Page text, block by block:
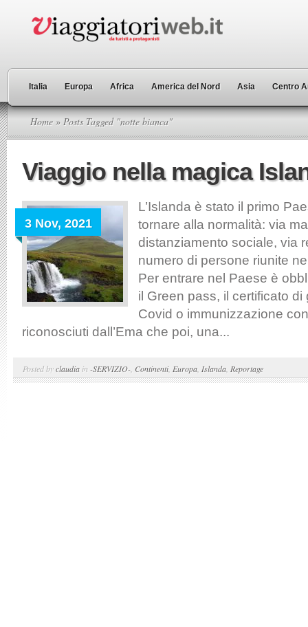
Italia Europa Africa America del Nord Asia Centro
Home » Posts Tagged "notte bianca"
Viaggio nella magica
3 Nov, 2021
L’Islanda è stato il primo
tornare alla normalità: via
distanziamento sociale, via
numero di persone riunite
Per entrare nel Paese è
il Green pass, il certificato di
Covid o immunizzazione
riconosciuti dall’Ema che poi, una...
Posted byclaudia in -SERVIZIO- Continenti, Europa Islanda Reportage